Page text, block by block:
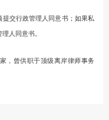
交行政管理人同意书；如果私
人同意书。
，曾供职于顶级离岸律师事务